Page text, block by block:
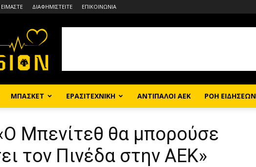
ΔΙΑΦΗΜΙΣΤΕΙΤΕ ΕΠΙΚΟΙΝΩΝΙΑ
ΜΠΑΣΚΕΤ ΕΡΑΣΙΤΕΧΝΙΚΗ ΑΝΤΙΠΑΛΟΙ ΑΕΚ ΡΟΗ ΕΙΔΗΣΕΩΝ
Μπενίτεθ θα μπορούσε
τον Πινέδα στην ΑΕΚ»